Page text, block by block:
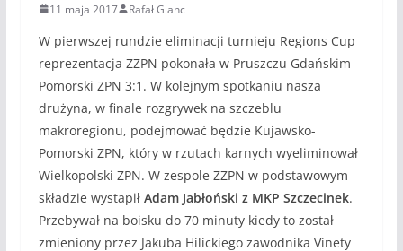
11 maja 2017 Rafał Glanc
W pierwszej rundzie eliminacji turnieju Regions Cup
reprezentacja ZZPN pokonała w Pruszczu Gdańskim
Pomorski ZPN 3:1. W kolejnym spotkaniu nasza
drużyna, w finale rozgrywek na szczeblu
makroregionu, podejmować będzie Kujawsko-
Pomorski ZPN, który w rzutach karnych wyeliminował
Wielkopolski ZPN. W zespole ZZPN w podstawowym
składzie wystapił Adam Jabłoński z MKP Szczecinek.
Przebywał na boisku do 70 minuty kiedy to został
zmieniony przez Jakuba Hilickiego zawodnika Vinety